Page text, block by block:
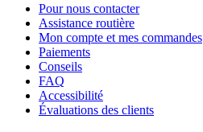
Pour nous contacter
Assistance routière
Mon compte et mes commandes
Paiements
Conseils
FAQ
Accessibilité
Évaluations des clients